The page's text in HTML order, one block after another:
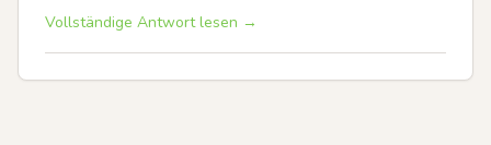
Vollständige Antwort lesen →